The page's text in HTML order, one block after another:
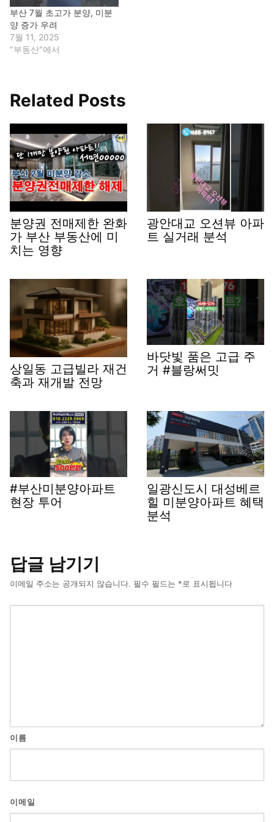
부산 7월 초고가 분양, 미분
양 증가 우려
7월 11, 2025
"부동산"에서
Related Posts
분양권 전매제한 완화
가 부산 부동산에 미
치는 영향
광안대교 오션뷰 아파
트 실거래 분석
상일동 고급빌라 재건
축과 재개발 전망
바닷빛 품은 고급 주
거 #블랑써밋
#부산미분양아파트
현장 투어
일광신도시 대성베르
힐 미분양아파트 혜택
분석
답글 남기기
이메일 주소는 공개되지 않습니다. 필수 필드는 *로 표시됩니다
이름
이메일